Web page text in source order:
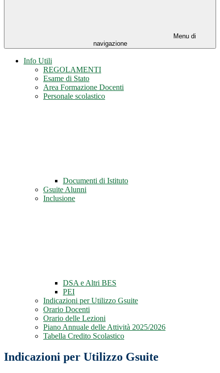
Menu di
navigazione
Info Utili
REGOLAMENTI
Esame di Stato
Area Formazione Docenti
Personale scolastico
Documenti di Istituto
Gsuite Alunni
Inclusione
DSA e Altri BES
PEI
Indicazioni per Utilizzo Gsuite
Orario Docenti
Orario delle Lezioni
Piano Annuale delle Attività 2025/2026
Tabella Credito Scolastico
Indicazioni per Utilizzo Gsuite